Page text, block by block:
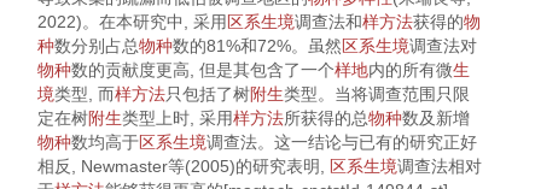
2022)。在本研究中, 采用 区系生境调查法和样方法获得的物
种数分别占总物种数的81%和72%。虽然区系生境调查法对
物种数的贡献度更高, 但是其包含了一个样地内的所有微生
境类型, 而样方法只包括了树附生类型。当将调查范围只限
定在树附生类型上时, 采用样方法所获得的总物种数及新增
物种数均高于区系生境调查法。这一结论与已有的研究正好
相反, Newmaster等(2005)的研究表明, 区系生境调查法相对